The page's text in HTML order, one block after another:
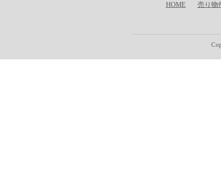
HOME 売り物